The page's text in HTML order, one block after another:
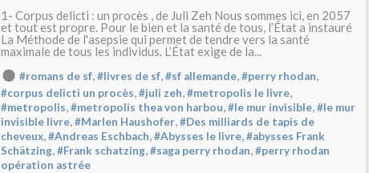
1- Corpus delicti : un procès , de Juli Zeh Nous sommes ici, en 2057
et tout est propre. Pour le bien et la santé de tous, l’État a instauré
La Méthode de l'asepsie qui permet de tendre vers la santé
maximale de tous les individus. L’État exige de la...
#romans de sf,#livres de sf,#sf allemande,#perry rhodan,
#corpus delicti un procès,#juli zeh,#metropolis le livre,
#metropolis,#metropolis thea von harbou,#le mur invisible,#le mur
invisible livre,#Marlen Haushofer,#Des milliards de tapis de
cheveux,#Andreas Eschbach,#Abysses le livre,#abysses Frank
Schätzing,#Frank schatzing,#saga perry rhodan,#perry rhodan
opération astrée